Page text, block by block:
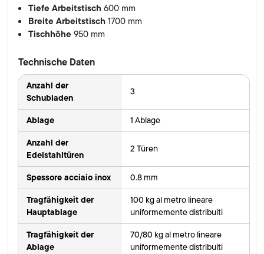
Tiefe Arbeitstisch600 mm
Breite Arbeitstisch1700 mm
Tischhöhe950 mm
Technische Daten
Anzahl der
Schubladen
3
Ablage 1 Ablage
Anzahl der
Edelstahltüren
2 Türen
Spessore acciaio inox 0.8 mm
Tragfähigkeit der
Hauptablage
100 kg al metro lineare
uniformemente distribuiti
Tragfähigkeit der
Ablage
70/80 kg al metro lineare
uniformemente distribuiti